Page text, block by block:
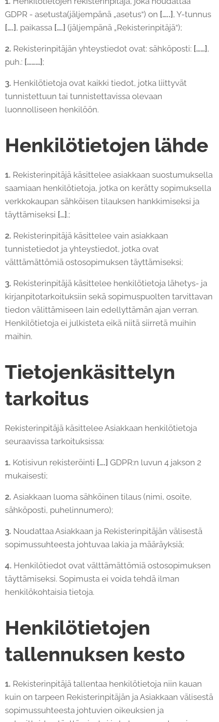
GDPR - asetusta(jäljempänä „asetus“) on […..] , Y-tunnus
[….] , paikassa [….] (jäljempänä „Rekisterinpitäjä“);
2. Rekisterinpitäjän yhteystiedot ovat: sähköposti: [……] ,
puh.: [………] ;
3. Henkilötietoja ovat kaikki tiedot, jotka liittyvät
tunnistettuun tai tunnistettavissa olevaan
luonnolliseen henkilöön.
Henkilötietojen lähde
1. Rekisterinpitäjä käsittelee asiakkaan suostumuksella
saamiaan henkilötietoja, jotka on kerätty sopimuksella
verkkokaupan sähköisen tilauksen hankkimiseksi ja
täyttämiseksi […] .;
2. Rekisterinpitäjä käsittelee vain asiakkaan
tunnistetiedot ja yhteystiedot, jotka ovat
välttämättömiä ostosopimuksen täyttämiseksi;
3. Rekisterinpitäjä käsittelee henkilötietoja lähetys- ja
kirjanpitotarkoituksiin sekä sopimuspuolten tarvittavan
tiedon välittämiseen lain edellyttämän ajan verran.
Henkilötietoja ei julkisteta eikä niitä siirretä muihin
maihin.
Tietojenkäsittelyn
tarkoitus
Rekisterinpitäjä käsittelee Asiakkaan henkilötietoja
seuraavissa tarkoituksissa:
1. Kotisivun rekisteröinti [….] GDPR:n luvun 4 jakson 2
mukaisesti;
2. Asiakkaan luoma sähköinen tilaus (nimi, osoite,
sähköposti, puhelinnumero);
3. Noudattaa Asiakkaan ja Rekisterinpitäjän välisestä
sopimussuhteesta johtuvaa lakia ja määräyksiä;
4. Henkilötiedot ovat välttämättömiä ostosopimuksen
täyttämiseksi. Sopimusta ei voida tehdä ilman
henkilökohtaisia tietoja.
Henkilötietojen
tallennuksen kesto
1. Rekisterinpitäjä tallentaa henkilötietoja niin kauan
kuin on tarpeen Rekisterinpitäjän ja Asiakkaan välisestä
sopimussuhteesta johtuvien oikeuksien ja